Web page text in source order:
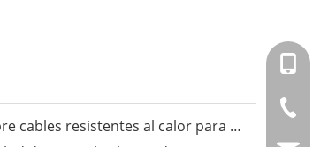
Fongming Cable丨La guía definitiva sobre cables resistentes al calor para aplicaciones industriales
+86-
+86-